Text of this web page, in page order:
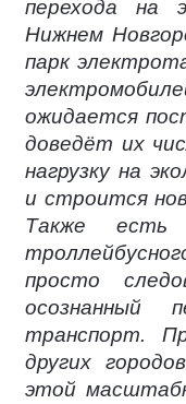
перехода на
Нижнем
парк
ожидается
доведёт их
нагрузку на
и строится
Также есть
просто
осознанный
транспорт.
других
этой